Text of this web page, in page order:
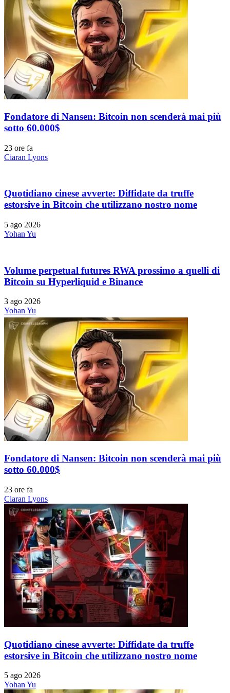
Fondatore di Nansen: Bitcoin non scenderà mai più
sotto 60.000$
23 ore fa
Ciaran Lyons
Quotidiano cinese avverte: Diffidate da truffe
estorsive in Bitcoin che utilizzano nostro nome
5 ago 2026
Yohan Yu
Volume perpetual futures RWA prossimo a quelli di
Bitcoin su Hyperliquid e Binance
3 ago 2026
Yohan Yu
Fondatore di Nansen: Bitcoin non scenderà mai più
sotto 60.000$
23 ore fa
Ciaran Lyons
Quotidiano cinese avverte: Diffidate da truffe
estorsive in Bitcoin che utilizzano nostro nome
5 ago 2026
Yohan Yu